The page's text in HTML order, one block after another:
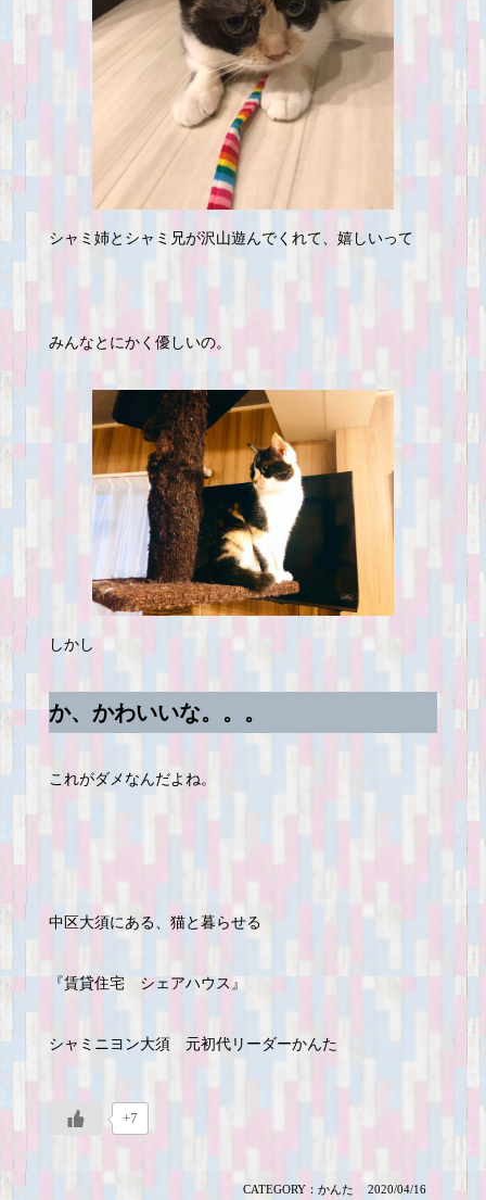
シャミ姉とシャミ兄が沢山遊んでくれて、嬉しいって
みんなとにかく優しいの。
しかし
か、かわいいな。。。
これがダメなんだよね。
中区大須にある、猫と暮らせる
『賃貸住宅 シェアハウス』
シャミニヨン大須 元初代リーダーかんた
+7
CATEGORY：かんた 2020/04/16